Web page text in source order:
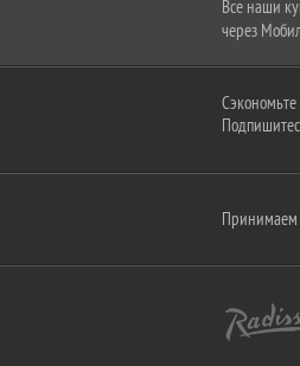
Все наши
через
Принимаем